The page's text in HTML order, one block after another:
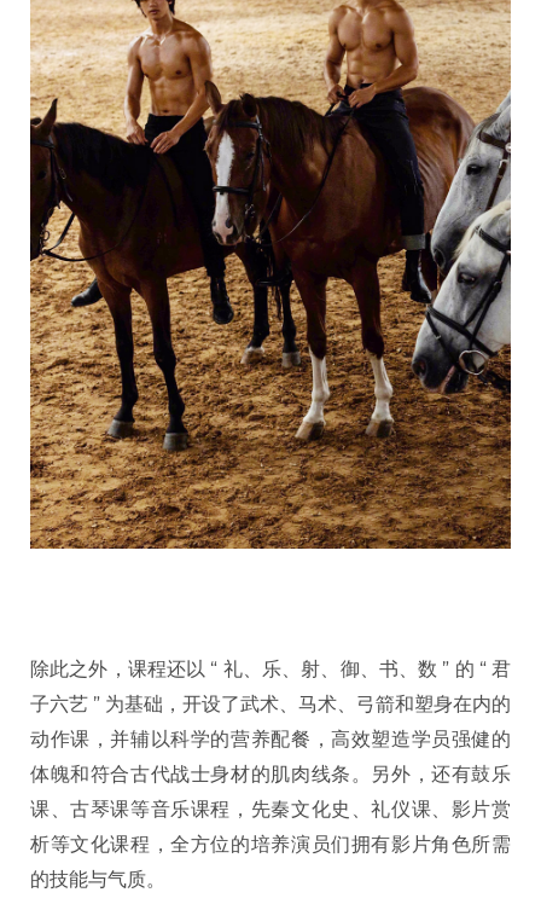
除此之外，课程还以 “ 礼、乐、射、御、书、数 ” 的 “ 君
子六艺 ” 为基础，开设了武术、马术、弓箭和塑身在内的
动作课，并辅以科学的营养配餐，高效塑造学员强健的
体魄和符合古代战士身材的肌肉线条。另外，还有鼓乐
课、古琴课等音乐课程，先秦文化史、礼仪课、影片赏
析等文化课程，全方位的培养演员们拥有影片角色所需
的技能与气质。